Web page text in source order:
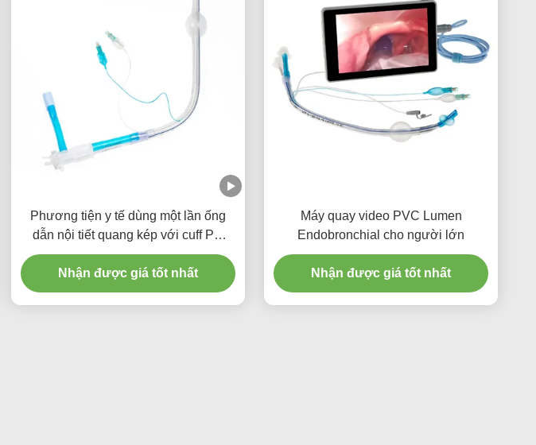
Phương tiện y tế dùng một lần ống
dẫn nội tiết quang kép với cuff PU
mỏng
Nhận được giá tốt nhất
Máy quay video PVC Lumen
Endobronchial cho người lớn
Nhận được giá tốt nhất